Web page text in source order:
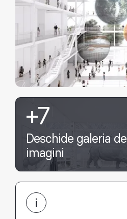
+7
Deschide galeria de
imagini